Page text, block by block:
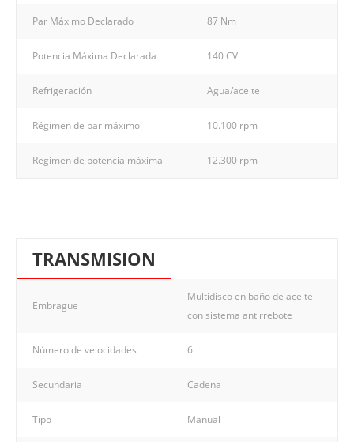
Par Máximo Declarado 87 Nm
Potencia Máxima Declarada 140 CV
Refrigeración Agua/aceite
Régimen de par máximo 10.100 rpm
Regimen de potencia máxima 12.300 rpm
TRANSMISION
Embrague
Multidisco en baño de aceite
con sistema antirrebote
Número de velocidades 6
Secundaria Cadena
Tipo Manual